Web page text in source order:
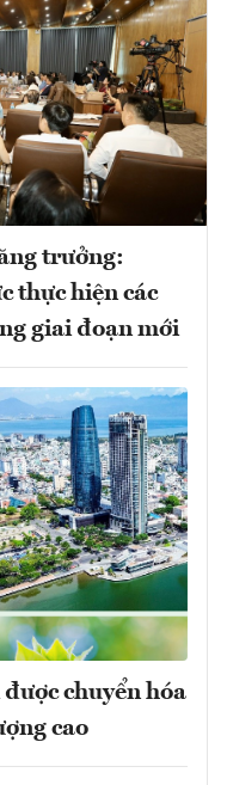
trưởng:
thực hiện các
giai đoạn mới
chuyển hóa
cao